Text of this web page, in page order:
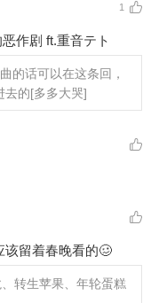
1
作剧 ft.重音テト
的话可以在这条回，
去的[多多大哭]
该留着春晚看的🥴
转生苹果、年轮蛋糕